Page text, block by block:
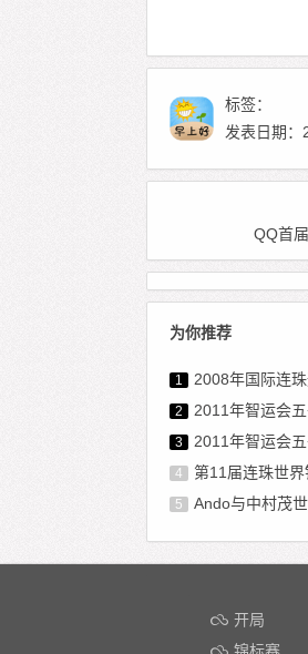
标签：
发表日期
QQ首
为你推荐
1 2008年国际连
2 2011年智运会五子
3 2011年智运会五子
4 第11届连珠世界
5 Ando与中村茂
开局